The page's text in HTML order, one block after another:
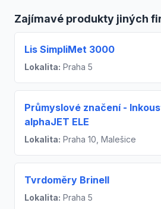
Zajímavé produkty jiných
Lis SimpliMet 3000
Lokalita: Praha 5
Průmyslové značení -
alphaJET ELE
Lokalita: Praha 10, Malešice
Tvrdoměry Brinell
Lokalita: Praha 5